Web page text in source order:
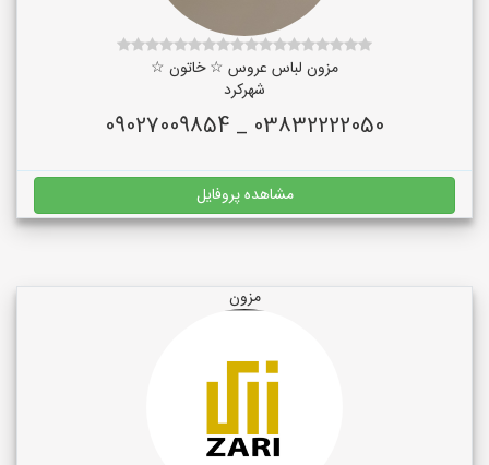
مزون لباس عروس ☆ خاتون ☆
شهرکرد
03832222050 _ 09027009854
مشاهده پروفایل
مزون